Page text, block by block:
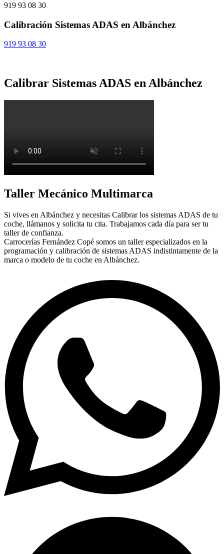
919 93 08 30
Calibración Sistemas ADAS en Albánchez
919 93 08 30
Calibrar Sistemas ADAS en Albánchez
Taller Mecánico Multimarca
Si vives en Albánchez y necesitas Calibrar los sistemas ADAS de tu
coche, llámanos y solicita tu cita. Trabajamos cada día para ser tu
taller de confianza.
Carrocerías Fernández Copé somos un taller especializados en la
programación y calibración de sistemas ADAS indistintamente de la
marca o modelo de tu coche en Albánchez.